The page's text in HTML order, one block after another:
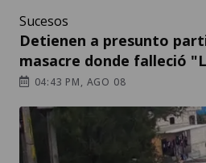
Sucesos
Detienen a presunto
masacre donde falleció
04:43 PM, AGO 08